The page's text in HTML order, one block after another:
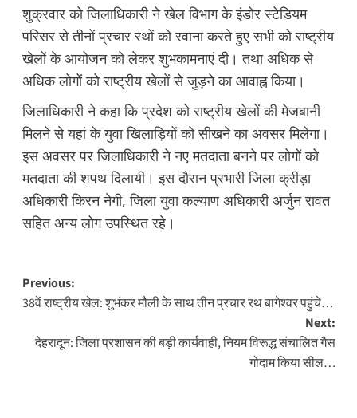
शुक्रवार को जिलाधिकारी ने खेल विभाग के इंडोर स्टेडियम
परिसर से तीनों प्रचार रथों को रवाना करते हुए सभी को राष्ट्रीय
खेलों के आयोजन को लेकर शुभकामनाएं दी। तथा अधिक से
अधिक लोगों को राष्ट्रीय खेलों से जुड़ने का आवाह्न किया।
जिलाधिकारी ने कहा कि प्रदेश को राष्ट्रीय खेलों की मेजबानी
मिलने से यहां के युवा खिलाड़ियों को सीखने का अवसर मिलेगा।
इस अवसर पर जिलाधिकारी ने नए मतदाता बनने पर लोगों को
मतदाता की शपथ दिलायी। इस दौरान प्रभारी जिला क्रीड़ा
अधिकारी किरन नेगी, जिला युवा कल्याण अधिकारी अर्जुन रावत
सहित अन्य लोग उपस्थित रहे।
Post
navigation
Previous:
38वें राष्ट्रीय खेल: शुभंकर मौली के साथ तीन प्रचार रथ बागेश्वर पहुंचे…
Next:
देहरादून: जिला प्रशासन की बड़ी कार्यवाही, नियम विरूद्ध संचालित गैस
गोदाम किया सील…